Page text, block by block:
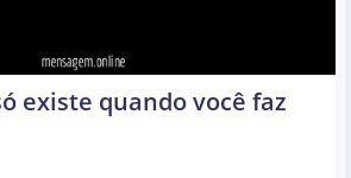
existe quando você faz